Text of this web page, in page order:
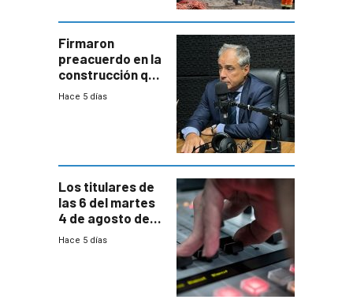
a revisar
proyectos
Firmaron
preacuerdo en la
construcción que
comprende
Hace 5 días
Los titulares de
las 6 del martes
4 de agosto de
2026
Hace 5 días